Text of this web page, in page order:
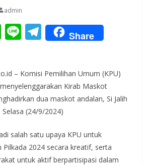
admin
W
s
A
p
p
Li T
el
gr
a
m
Share
– Komisi Pemilihan Umum (KPU)
Kirab Maskot
dua maskot andalan, Si Jalih
(24/9/2024)
salah satu upaya KPU untuk
Pilkada 2024 secara kreatif, serta
untuk aktif berpartisipasi dalam